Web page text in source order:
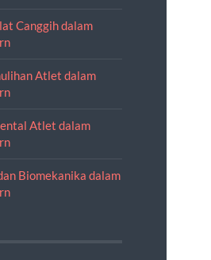
Canggih dalam
Atlet dalam
Atlet dalam
Biomekanika dalam